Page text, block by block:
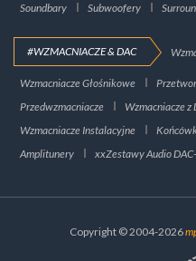
Soundbary
Subwoofery
#WZMACNIACZE & DAC
Wzmacniacze Głośnikowe
Przedwzmacniacze
Wzmacniacze z
Wzmacniacze Instalacyjne
Amplitunery
xxZestawy Audio
Copyright © 2004-2026